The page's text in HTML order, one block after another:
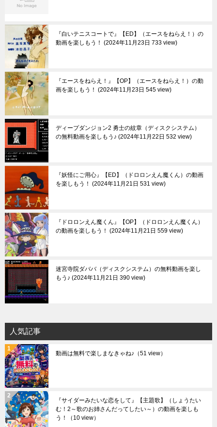
『白いテニスコートで』【ED】（エースをねらえ！）の
動画を楽しもう！
2024年11月23日 733 view
『エースをねらえ！』【OP】（エースをねらえ！）の動
画を楽しもう！
2024年11月23日 545 view
ディープダンジョン2 勇士の紋章（ディスクシステム）
の無料動画を楽しもう♪ 2024年11月22日 532 view
『妖怪にご用心』【ED】（ドロロンえん魔くん）の動画
を楽しもう！
2024年11月21日 531 view
『ドロロンえん魔くん』【OP】（ドロロンえん魔くん）
の動画を楽しもう！
2024年11月21日 559 view
迷宮寺院ダババ（ディスクシステム）の無料動画を楽し
もう♪ 2024年11月21日 390 view
人気記事
動画は無料で楽しまなきゃね♪ （51 view）
『サイダーみたいな恋をして』【主題歌】（しょうたい
む！2～歌のお姉さんだってしたい～）の動画を楽しも
う！
（10 view）